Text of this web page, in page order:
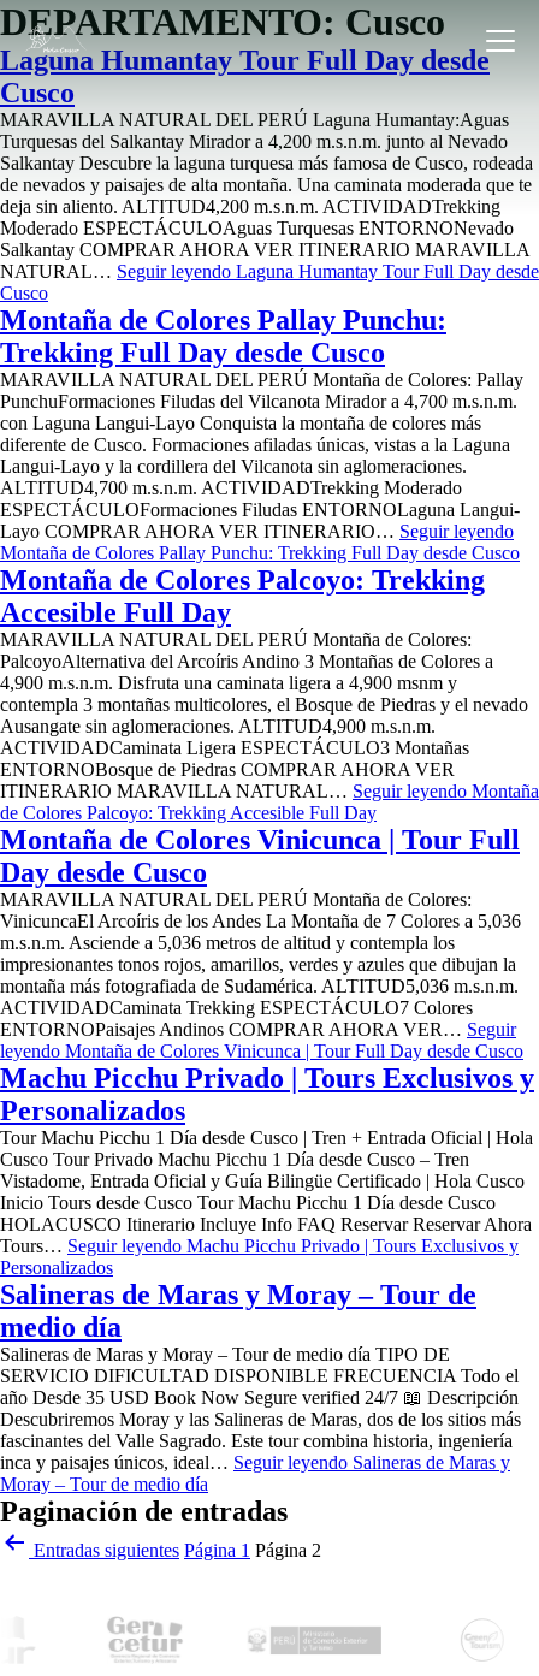
DEPARTAMENTO: Cusco
Laguna Humantay Tour Full Day desde
Cusco
MARAVILLA NATURAL DEL PERÚ Laguna Humantay:Aguas
Turquesas del Salkantay Mirador a 4,200 m.s.n.m. junto al Nevado
Salkantay Descubre la laguna turquesa más famosa de Cusco, rodeada
de nevados y paisajes de alta montaña. Una caminata moderada que te
deja sin aliento. ALTITUD4,200 m.s.n.m. ACTIVIDADTrekking
Moderado ESPECTÁCULOAguas Turquesas ENTORNONevado
Salkantay COMPRAR AHORA VER ITINERARIO MARAVILLA
NATURAL… Seguir leyendo Laguna Humantay Tour Full Day desde
Cusco
Montaña de Colores Pallay Punchu:
Trekking Full Day desde Cusco
MARAVILLA NATURAL DEL PERÚ Montaña de Colores: Pallay
PunchuFormaciones Filudas del Vilcanota Mirador a 4,700 m.s.n.m.
con Laguna Langui-Layo Conquista la montaña de colores más
diferente de Cusco. Formaciones afiladas únicas, vistas a la Laguna
Langui-Layo y la cordillera del Vilcanota sin aglomeraciones.
ALTITUD4,700 m.s.n.m. ACTIVIDADTrekking Moderado
ESPECTÁCULOFormaciones Filudas ENTORNOLaguna Langui-
Layo COMPRAR AHORA VER ITINERARIO… Seguir leyendo
Montaña de Colores Pallay Punchu: Trekking Full Day desde Cusco
Montaña de Colores Palcoyo: Trekking
Accesible Full Day
MARAVILLA NATURAL DEL PERÚ Montaña de Colores:
PalcoyoAlternativa del Arcoíris Andino 3 Montañas de Colores a
4,900 m.s.n.m. Disfruta una caminata ligera a 4,900 msnm y
contempla 3 montañas multicolores, el Bosque de Piedras y el nevado
Ausangate sin aglomeraciones. ALTITUD4,900 m.s.n.m.
ACTIVIDADCaminata Ligera ESPECTÁCULO3 Montañas
ENTORNOBosque de Piedras COMPRAR AHORA VER
ITINERARIO MARAVILLA NATURAL… Seguir leyendo Montaña
de Colores Palcoyo: Trekking Accesible Full Day
Montaña de Colores Vinicunca | Tour Full
Day desde Cusco
MARAVILLA NATURAL DEL PERÚ Montaña de Colores:
VinicuncaEl Arcoíris de los Andes La Montaña de 7 Colores a 5,036
m.s.n.m. Asciende a 5,036 metros de altitud y contempla los
impresionantes tonos rojos, amarillos, verdes y azules que dibujan la
montaña más fotografiada de Sudamérica. ALTITUD5,036 m.s.n.m.
ACTIVIDADCaminata Trekking ESPECTÁCULO7 Colores
ENTORNOPaisajes Andinos COMPRAR AHORA VER… Seguir
leyendo Montaña de Colores Vinicunca | Tour Full Day desde Cusco
Machu Picchu Privado | Tours Exclusivos y
Personalizados
Tour Machu Picchu 1 Día desde Cusco | Tren + Entrada Oficial | Hola
Cusco Tour Privado Machu Picchu 1 Día desde Cusco – Tren
Vistadome, Entrada Oficial y Guía Bilingüe Certificado | Hola Cusco
Inicio Tours desde Cusco Tour Machu Picchu 1 Día desde Cusco
HOLACUSCO Itinerario Incluye Info FAQ Reservar Reservar Ahora
Tours… Seguir leyendo Machu Picchu Privado | Tours Exclusivos y
Personalizados
Salineras de Maras y Moray – Tour de
medio día
Salineras de Maras y Moray – Tour de medio día TIPO DE
SERVICIO DIFICULTAD DISPONIBLE FRECUENCIA Todo el
año Desde 35 USD Book Now Segure verified 24/7 📖 Descripción
Descubriremos Moray y las Salineras de Maras, dos de los sitios más
fascinantes del Valle Sagrado. Este tour combina historia, ingeniería
inca y paisajes únicos, ideal… Seguir leyendo Salineras de Maras y
Moray – Tour de medio día
Paginación de entradas
Entradas siguientes Página 1 Página 2